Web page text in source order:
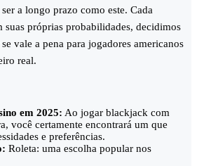
a longo prazo como este. Cada
suas próprias probabilidades, decidimos
vale a pena para jogadores americanos
real.
em 2025: Ao jogar blackjack com
você certamente encontrará um que
e preferências.
Roleta: uma escolha popular nos